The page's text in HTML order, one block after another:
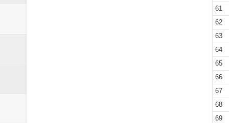
61
62
63
64
65
66
67
68
69